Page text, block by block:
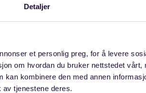
Detaljer
et personlig preg, for å levere
om hvordan du bruker nettstedet vårt,
kombinere den med annen
tjenestene deres.